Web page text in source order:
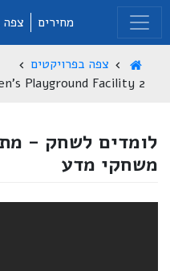
מחירים צפה
צפה בפרויקטים
Playground Facility 2
לומדים לשחק -
משחקי מדע